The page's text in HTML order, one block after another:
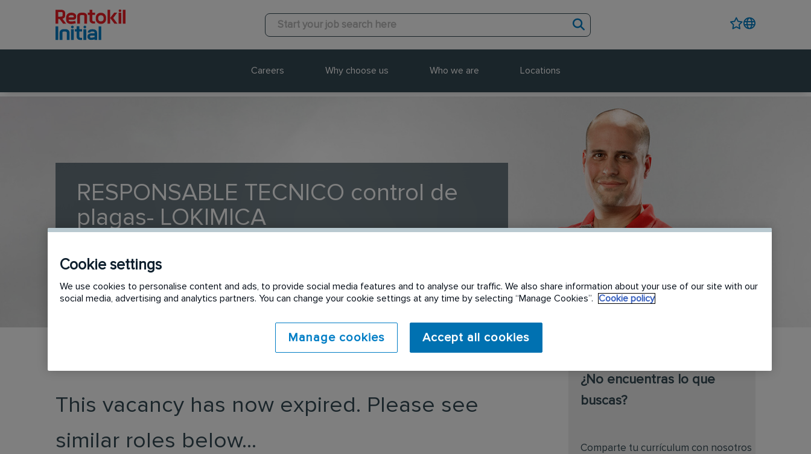
Careers Why choose us Who we are Locations
RESPONSABLE TECNICO control de
plagas- LOKIMICA
Operations / Technical Services
This vacancy has now expired. Please see
similar roles below...
¿No encuentras lo que
buscas?
Comparte tu currículum con nosotros
Cookie settings
We use cookies to personalise content and ads, to provide social media features and to analyse our traffic. We also share information about your use of our site with our
social media, advertising and analytics partners. You can change your cookie settings at any time by selecting “Manage Cookies”.
Cookie policy
Manage cookies Accept all cookies